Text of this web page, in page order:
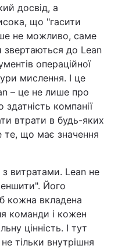
досвід, а
що "гасити
не можливо, саме
звертаються до Lean
операційної
мислення. І це
– це не лише про
компанії
втрати в будь-яких
те, що має значення
витратами. Lean не
Його
кожна вкладена
команди і кожен
цінність. І тут
тільки внутрішня